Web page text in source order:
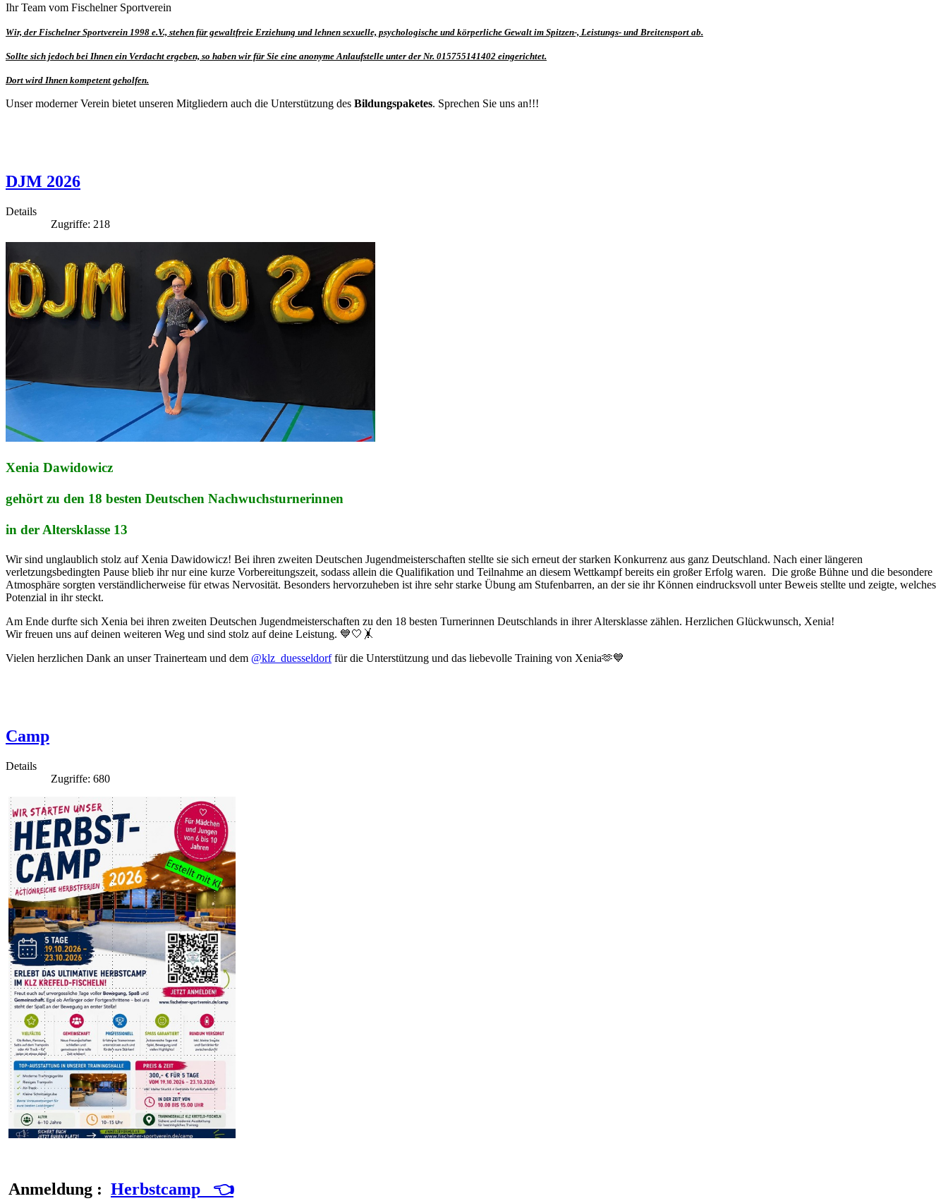
Ihr Team vom Fischelner Sportverein
Wir, der Fischelner Sportverein 1998 e.V., stehen für gewaltfreie Erziehung und lehnen sexuelle, psychologische und körperliche Gewalt im Spitzen-, Leistungs- und Breitensport ab.
Sollte sich jedoch bei Ihnen ein Verdacht ergeben, so haben wir für Sie eine anonyme Anlaufstelle unter der Nr. 015755141402 eingerichtet.
Dort wird Ihnen kompetent geholfen.
Unser moderner Verein bietet unseren Mitgliedern auch die Unterstützung des Bildungspaketes. Sprechen Sie uns an!!!
DJM 2026
Details
Zugriffe: 218
Xenia Dawidowicz
gehört zu den 18 besten Deutschen Nachwuchsturnerinnen
in der Altersklasse 13
Wir sind unglaublich stolz auf Xenia Dawidowicz! Bei ihren zweiten Deutschen Jugendmeisterschaften stellte sie sich erneut der starken Konkurrenz aus ganz Deutschland. Nach einer längeren
verletzungsbedingten Pause blieb ihr nur eine kurze Vorbereitungszeit, sodass allein die Qualifikation und Teilnahme an diesem Wettkampf bereits ein großer Erfolg waren. Die große Bühne und die besondere
Atmosphäre sorgten verständlicherweise für etwas Nervosität. Besonders hervorzuheben ist ihre sehr starke Übung am Stufenbarren, an der sie ihr Können eindrucksvoll unter Beweis stellte und zeigte, welches
Potenzial in ihr steckt.
Am Ende durfte sich Xenia bei ihren zweiten Deutschen Jugendmeisterschaften zu den 18 besten Turnerinnen Deutschlands in ihrer Altersklasse zählen. Herzlichen Glückwunsch, Xenia!
Wir freuen uns auf deinen weiteren Weg und sind stolz auf deine Leistung. 💙🤍🤸
Vielen herzlichen Dank an unser Trainerteam und dem @klz_duesseldorffür die Unterstützung und das liebevolle Training von Xenia🫶💙
Camp
Details
Zugriffe: 680
Anmeldung : Herbstcamp 👈